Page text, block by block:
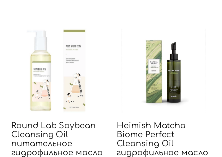
Round Lab Soybean
Cleansing Oil
питательное
гидрофильное масло
Heimish Matcha
Biome Perfect
Cleansing Oil
гидрофильное масло